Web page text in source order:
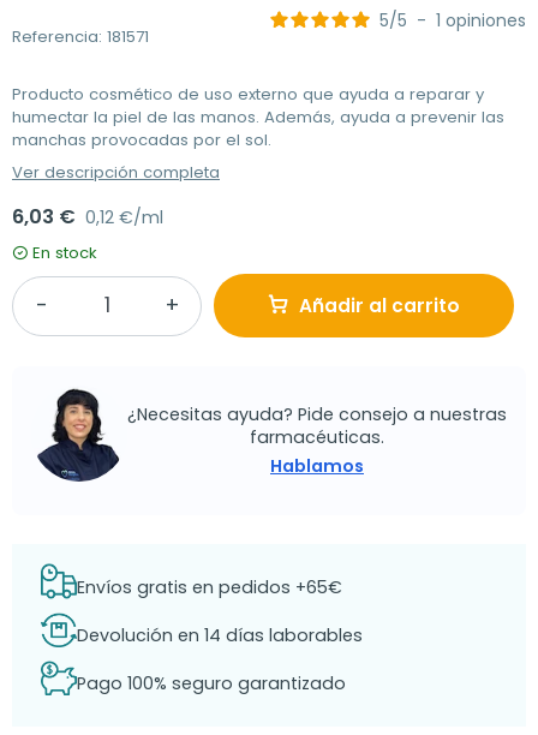
Referencia: 181571
5/5 - 1 opiniones
Producto cosmético de uso externo que ayuda a reparar y
humectar la piel de las manos. Además, ayuda a prevenir las
manchas provocadas por el sol.
Ver descripción completa
6,03 € 0,12 €/ml
En stock
Añadir al carrito
¿Necesitas ayuda? Pide consejo a nuestras
farmacéuticas.
Hablamos
Envíos gratis en pedidos +65€
Devolución en 14 días laborables
Pago 100% seguro garantizado